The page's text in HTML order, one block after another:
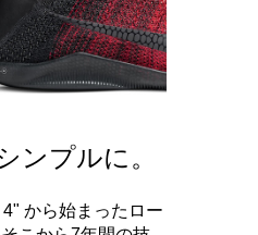
ンプルに。
から始まったロー